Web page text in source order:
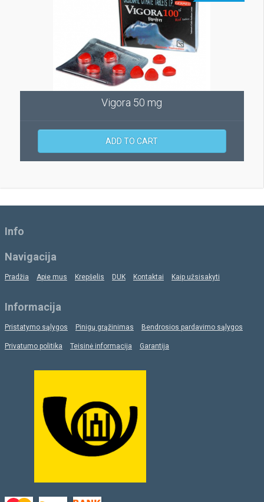
Vigora 50 mg
ADD TO CART
Info
Navigacija
Pradžia Apie mus Krepšelis DUK Kontaktai Kaip užsisakyti
Informacija
Pristatymo sąlygos Pinigų grąžinimas Bendrosios pardavimo sąlygos
Privatumo politika Teisinė informacija Garantija